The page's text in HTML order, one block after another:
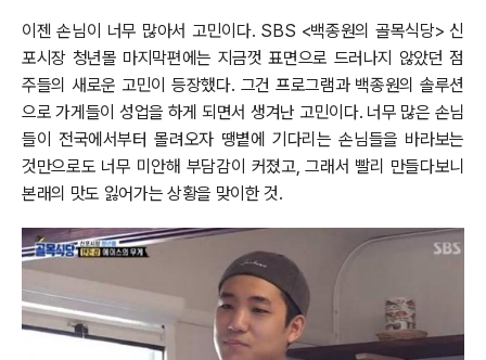
이젠 손님이 너무 많아서 고민이다. SBS <백종원의 골목식당> 신
포시장 청년몰 마지막편에는 지금껏 표면으로 드러나지 않았던 점
주들의 새로운 고민이 등장했다. 그건 프로그램과 백종원의 솔루션
으로 가게들이 성업을 하게 되면서 생겨난 고민이다. 너무 많은 손님
들이 전국에서부터 몰려오자 땡볕에 기다리는 손님들을 바라보는
것만으로도 너무 미안해 부담감이 커졌고, 그래서 빨리 만들다보니
본래의 맛도 잃어가는 상황을 맞이한 것.